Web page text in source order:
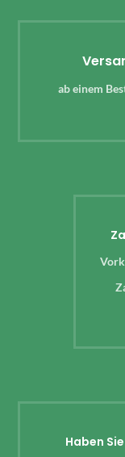
ab einem
Haben